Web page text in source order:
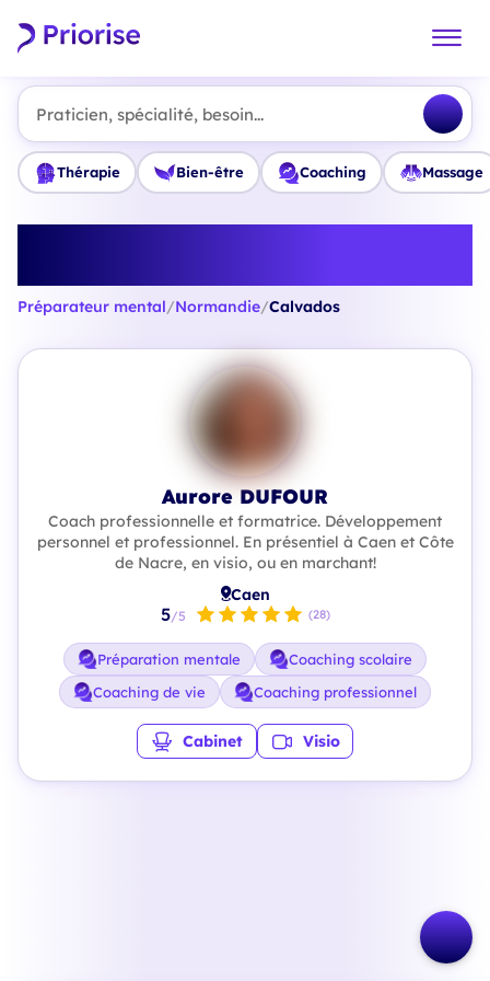
Praticien, spécialité, besoin...
Thérapie Bien-être Coaching Massage
Préparateur mental/Normandie/Calvados
Aurore DUFOUR
Coach professionnelle et formatrice. Développement
personnel et professionnel. En présentiel à Caen et Côte
de Nacre, en visio, ou en marchant!
Caen
5/5 (28)
Préparation mentale
Coaching scolaire
Coaching de vie
Coaching professionnel
Cabinet Visio